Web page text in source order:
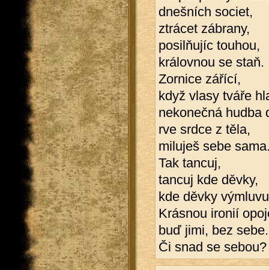
dnešních societ,
ztrácet zábrany,
posilňujíc touhou,
královnou se staň.
Zornice zářící,
když vlasy tváře
nekonečná hudba
rve srdce z těla,
miluješ sebe
Tak tancuj,
tancuj kde děvky,
kde děvky
Krásnou ironií
buď jimi, bez sebe.
Či snad se sebou?